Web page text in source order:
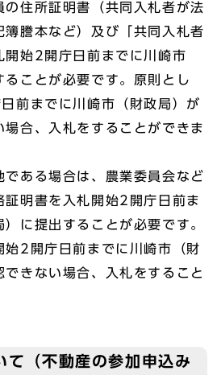
の住所証明書（共同入札者が法
簿謄本など）及び「共同入札者
開始2開庁日前までに川崎市
ることが必要です。原則とし
前までに川崎市（財政局）が
場合、入札をすることができま
ある場合は、農業委員会など
証明書を入札開始2開庁日前ま
に提出することが必要です。
始2開庁日前までに川崎市（財
きない場合、入札をすること
て（不動産の参加申込み